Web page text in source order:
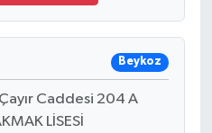
Beykoz
Caddesi 204 A
LİSESİ